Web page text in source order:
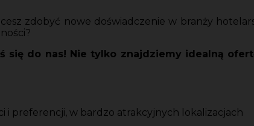
zdobyć nowe doświadczenie w branży
się do nas! Nie tylko znajdziemy idealną
i preferencji, w bardzo atrakcyjnych lokalizacjach